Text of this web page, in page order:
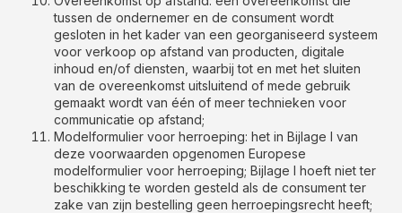
tussen de ondernemer en de consument wordt
gesloten in het kader van een georganiseerd systeem
voor verkoop op afstand van producten, digitale
inhoud en/of diensten, waarbij tot en met het sluiten
van de overeenkomst uitsluitend of mede gebruik
gemaakt wordt van één of meer technieken voor
communicatie op afstand;
Modelformulier voor herroeping: het in Bijlage I van
deze voorwaarden opgenomen Europese
modelformulier voor herroeping; Bijlage I hoeft niet ter
beschikking te worden gesteld als de consument ter
zake van zijn bestelling geen herroepingsrecht heeft;